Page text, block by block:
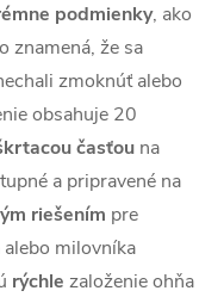
podmienky, ako
znamená, že sa
zmoknúť alebo
obsahuje 20
časťou na
a pripravené na
riešením pre
milovníka
rýchle založenie ohňa